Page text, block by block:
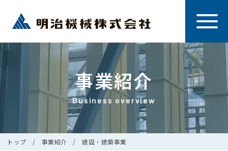
事業紹介
Business overview
トップ 事業紹介 建設・建築事業